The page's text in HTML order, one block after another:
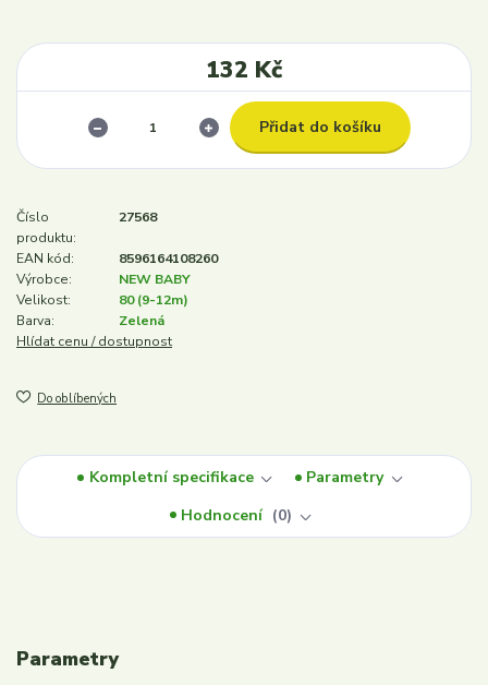
132 Kč
Přidat do košíku
Číslo
produktu:
27568
EAN kód:
8596164108260
Výrobce:
NEW BABY
Velikost:
80 (9-12m)
Barva:
Zelená
Hlídat cenu / dostupnost
Do oblíbených
Kompletní specifikace
Parametry
Hodnocení
0
Parametry